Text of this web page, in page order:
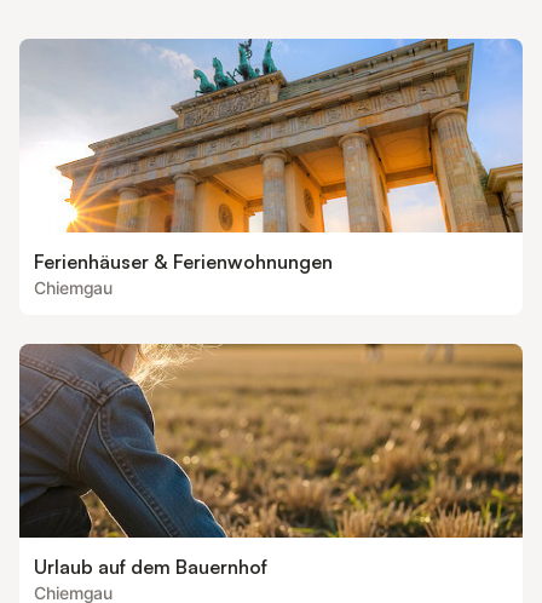
Ferienhäuser & Ferienwohnungen
Chiemgau
Urlaub auf dem Bauernhof
Chiemgau